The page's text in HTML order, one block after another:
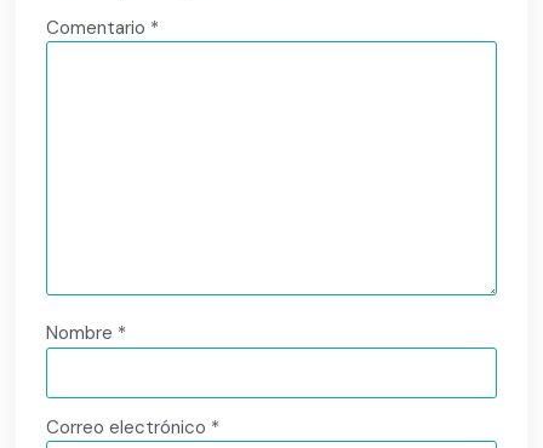
Comentario *
Nombre *
Correo electrónico *